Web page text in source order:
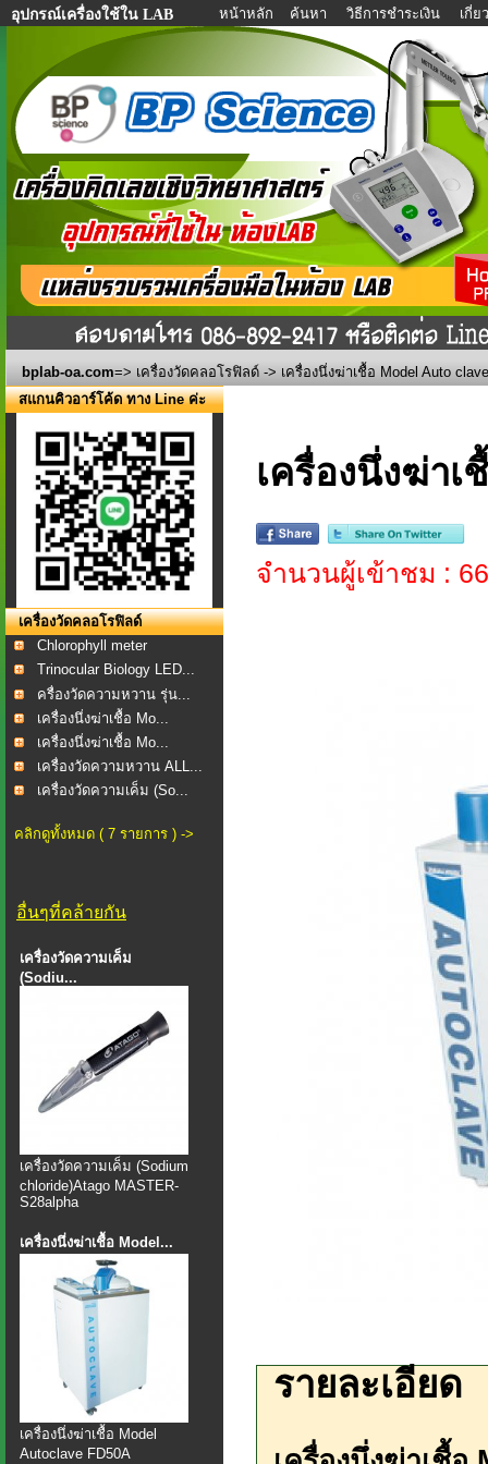
อุปกรณ์เครื่องใช้ใน LAB หน้าหลัก ค้นหา วิธีการชำระเงิน เกี่ย
bplab-oa.com=> เครื่องวัดคลอโรฟิลด์ -> เครื่องนึ่งฆ่าเชื้อ Model Auto
สแกนคิวอาร์โค้ด ทาง Line ค่ะ
เครื่องวัดคลอโรฟิลด์
Chlorophyll meter
Trinocular Biology LED...
ครื่องวัดความหวาน รุ่น...
เครื่องนึ่งฆ่าเชื้อ Mo...
เครื่องนึ่งฆ่าเชื้อ Mo...
เครื่องวัดความหวาน ALL...
เครื่องวัดความเค็ม (So...
คลิกดูทั้งหมด ( 7 รายการ ) ->
อื่นๆที่คล้ายกัน
เครื่องวัดความเค็ม
(Sodiu...
เครื่องวัดความเค็ม (Sodium
chloride)Atago MASTER-
S28alpha
เครื่องนึ่งฆ่าเชื้อ Model...
เครื่องนึ่งฆ่าเชื้อ Model
Autoclave FD50A
เครื่องนึ่งฆ่าเ
จำนวนผู้เข้าชม :
รายละเอียด